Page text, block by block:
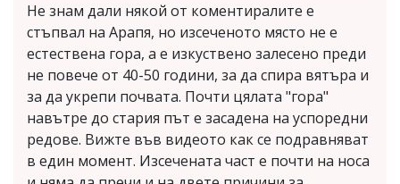
Не знам дали някой от коментиралите е
стъпвал на Арапя, но изсеченото място не е
естествена гора, а е изкуствено залесено преди
не повече от 40-50 години, за да спира вятъра и
за да укрепи почвата. Почти цялата "гора"
навътре до стария път е засадена на успоредни
редове. Вижте във видеото как се подравняват
в един момент. Изсечената част е почти на носа